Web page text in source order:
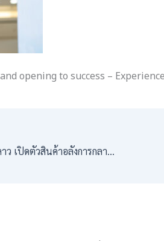
opening to success –
มาร์วาลิคเฮลท์ จับมือผู้ประกอบการ สปป.ลาว เปิดตัวสินค้าอลังการกลางห้างดังเวียงจันทน์ จุดไฟนวัตกรรมสู่อนาคต